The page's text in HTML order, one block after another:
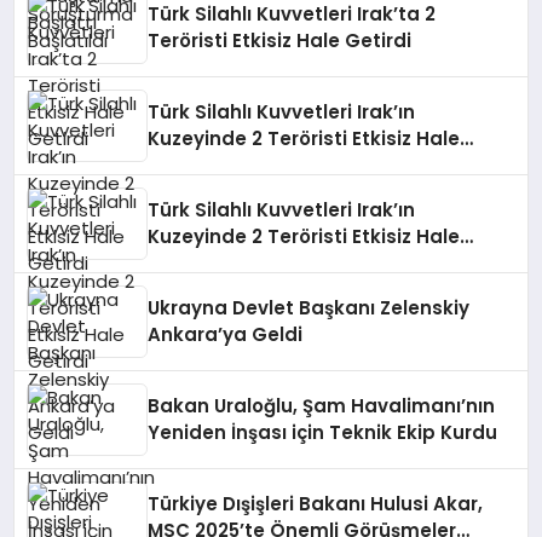
Türk Silahlı Kuvvetleri Irak’ta 2
Teröristi Etkisiz Hale Getirdi
Türk Silahlı Kuvvetleri Irak’ın
Kuzeyinde 2 Teröristi Etkisiz Hale
Türk Silahlı Kuvvetleri Irak’ın
Kuzeyinde 2 Teröristi Etkisiz Hale
Ukrayna Devlet Başkanı Zelenskiy
Ankara’ya Geldi
Bakan Uraloğlu, Şam Havalimanı’nın
Yeniden İnşası için Teknik Ekip Kurdu
Türkiye Dışişleri Bakanı Hulusi Akar,
MSC 2025’te Önemli Görüşmeler